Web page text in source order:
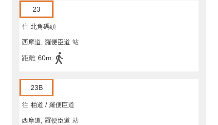
23
往 北角碼頭
西摩道, 羅便臣道 站
距離 60m
23B
往 柏道 / 羅便臣道
西摩道, 羅便臣道 站